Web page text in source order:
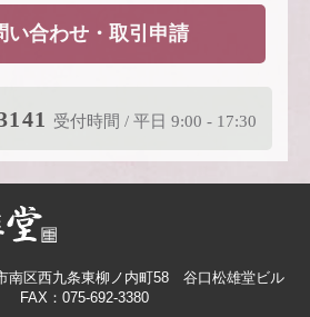
休業日のお知らせ
ューアルのご案内
供】売場づくりを応援！訴求力を高
POP
価格改定のお願い
い合わせ・取引申請
受付時間 / 平日 9:00 - 17:30
南区西九条東柳ノ内町58 谷口松雄堂ビル
FAX：075-692-3380